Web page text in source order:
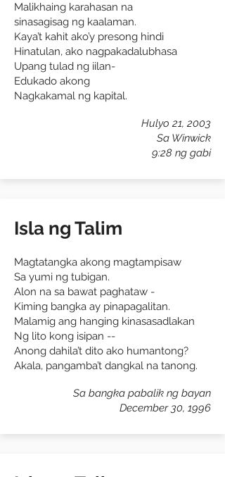
Malikhaing karahasan na
sinasagisag ng kaalaman.
Kaya’t kahit ako’y presong hindi
Hinatulan, ako nagpakadalubhasa
Upang tulad ng iilan-
Edukado akong
Nagkakamal ng kapital.
Hulyo 21, 2003
Sa Winwick
9:28 ng gabi
Isla ng Talim
Magtatangka akong magtampisaw
Sa yumi ng tubigan.
Alon na sa bawat paghataw -
Kiming bangka ay pinapagalitan.
Malamig ang hanging kinasasadlakan
Ng lito kong isipan --
Anong dahila’t dito ako humantong?
Akala, pangamba’t dangkal na tanong.
Sa bangka pabalik ng bayan
December 30, 1996